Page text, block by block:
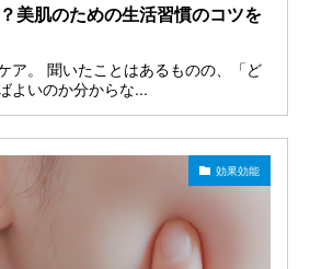
美肌のための生活習慣のコツを
ア。 聞いたことはあるものの、「ど
よいのか分からな...
効果効能